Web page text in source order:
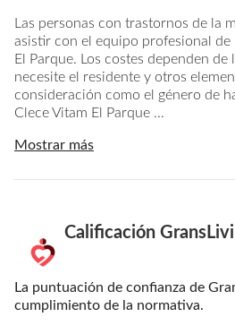
Las personas con trastornos de la
asistir con el equipo profesional de
El Parque. Los costes dependen
necesite el residente y otros
consideración como el género de
Clece Vitam El Parque ...
Mostrar más
Calificación
La puntuación de confianza de
cumplimiento de la normativa.